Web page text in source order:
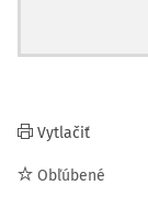
Vytlačiť
Obľúbené